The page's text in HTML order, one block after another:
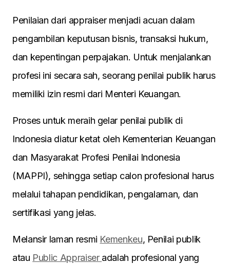
Penilaian dari appraiser menjadi acuan dalam
pengambilan keputusan bisnis, transaksi hukum,
dan kepentingan perpajakan. Untuk menjalankan
profesi ini secara sah, seorang penilai publik harus
memiliki izin resmi dari Menteri Keuangan.
Proses untuk meraih gelar penilai publik di
Indonesia diatur ketat oleh Kementerian Keuangan
dan Masyarakat Profesi Penilai Indonesia
(MAPPI), sehingga setiap calon profesional harus
melalui tahapan pendidikan, pengalaman, dan
sertifikasi yang jelas.
Melansir laman resmi Kemenkeu, Penilai publik
atau Public Appraiser adalah profesional yang